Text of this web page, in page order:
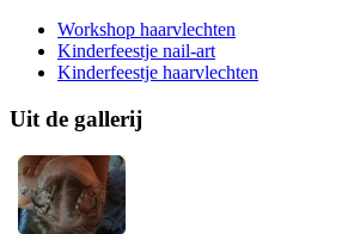
Workshop haarvlechten
Kinderfeestje nail-art
Kinderfeestje haarvlechten
Uit de gallerij